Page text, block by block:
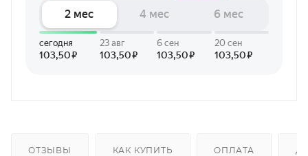
ОТЗЫВЫ КАК КУПИТЬ ОПЛАТА